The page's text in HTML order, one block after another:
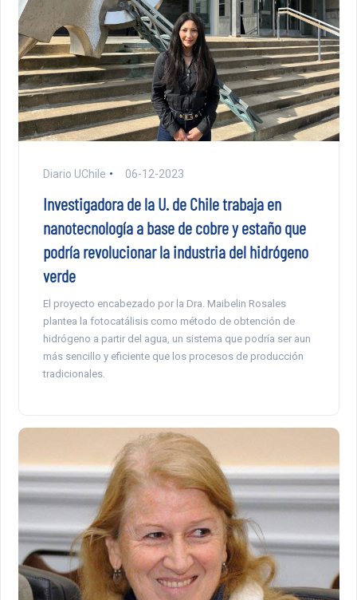
Diario UChile 06-12-2023
Investigadora de la U. de Chile trabaja en
nanotecnología a base de cobre y estaño que
podría revolucionar la industria del hidrógeno
verde
El proyecto encabezado por la Dra. Maibelin Rosales
plantea la fotocatálisis como método de obtención de
hidrógeno a partir del agua, un sistema que podría ser aun
más sencillo y eficiente que los procesos de producción
tradicionales.